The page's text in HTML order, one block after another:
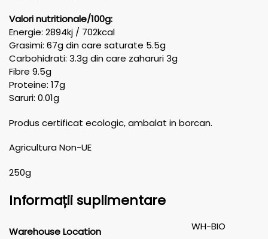
Valori nutritionale/100g:
Energie: 2894kj / 702kcal
Grasimi: 67g din care saturate 5.5g
Carbohidrati: 3.3g din care zaharuri 3g
Fibre 9.5g
Proteine: 17g
Saruri: 0.01g
Produs certificat ecologic, ambalat in borcan.
Agricultura Non-UE
250g
Informații suplimentare
Warehouse Location WH-BIO